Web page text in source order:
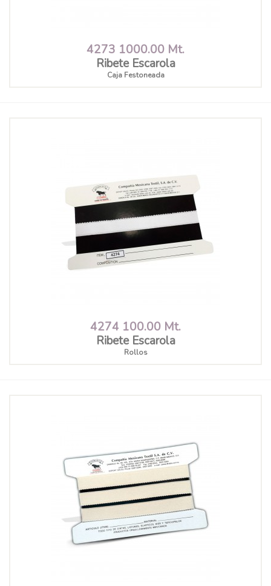
4273 1000.00 Mt.
Ribete Escarola
Caja Festoneada
4274 100.00 Mt.
Ribete Escarola
Rollos